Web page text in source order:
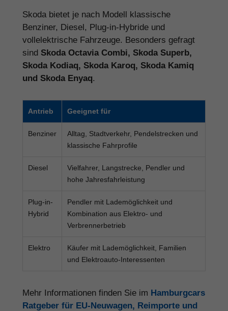
Skoda bietet je nach Modell klassische
Benziner, Diesel, Plug-in-Hybride und
vollelektrische Fahrzeuge. Besonders gefragt
sind Skoda Octavia Combi, Skoda Superb,
Skoda Kodiaq, Skoda Karoq, Skoda Kamiq
und Skoda Enyaq.
Antrieb Geeignet für
Benziner
Alltag, Stadtverkehr, Pendelstrecken und
klassische Fahrprofile
Diesel
Vielfahrer, Langstrecke, Pendler und
hohe Jahresfahrleistung
Plug-in-
Hybrid
Pendler mit Lademöglichkeit und
Kombination aus Elektro- und
Verbrennerbetrieb
Elektro
Käufer mit Lademöglichkeit, Familien
und Elektroauto-Interessenten
Mehr Informationen finden Sie im Hamburgcars
Ratgeber für EU-Neuwagen, Reimporte und